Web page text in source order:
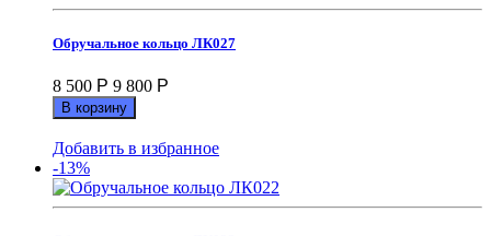
Обручальное кольцо ЛК027
8 500 Р 9 800 Р
В корзину
Добавить в избранное
-13%